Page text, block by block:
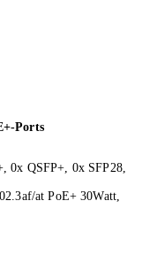
Ports
0x QSFP+, 0x SFP28,
at PoE+ 30Watt,